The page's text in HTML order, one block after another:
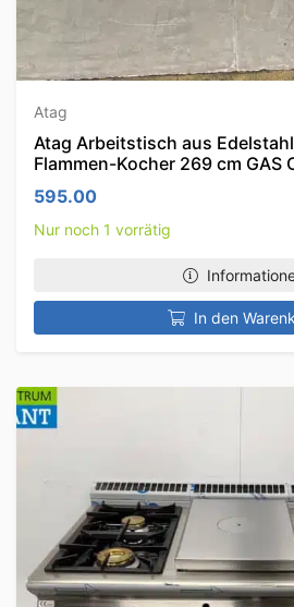
Atag
Atag Arbeitstisch aus
Flammen-Kocher 269 cm GAS
595.00
Nur noch 1 vorrätig
In den